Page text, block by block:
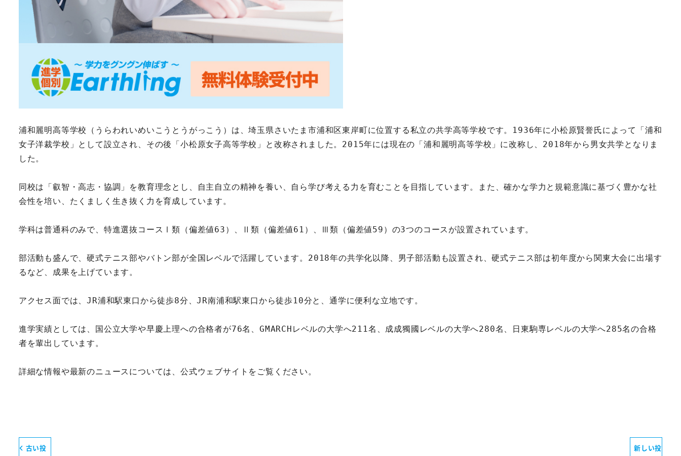
浦和麗明高等学校（うらわれいめいこうとうがっこう）は、埼玉県さいたま市浦和区東岸町に位置する私立の共学高等学校です。1936年に小松原賢誉氏によって「浦和
女子洋裁学校」として設立され、その後「小松原女子高等学校」と改称されました。2015年には現在の「浦和麗明高等学校」に改称し、2018年から男女共学となりま
した。
同校は「叡智・高志・協調」を教育理念とし、自主自立の精神を養い、自ら学び考える力を育むことを目指しています。また、確かな学力と規範意識に基づく豊かな社
会性を培い、たくましく生き抜く力を育成しています。
学科は普通科のみで、特進選抜コースⅠ類（偏差値63）、Ⅱ類（偏差値61）、Ⅲ類（偏差値59）の3つのコースが設置されています。
部活動も盛んで、硬式テニス部やバトン部が全国レベルで活躍しています。2018年の共学化以降、男子部活動も設置され、硬式テニス部は初年度から関東大会に出場す
るなど、成果を上げています。
アクセス面では、JR浦和駅東口から徒歩8分、JR南浦和駅東口から徒歩10分と、通学に便利な立地です。
進学実績としては、国公立大学や早慶上理への合格者が76名、GMARCHレベルの大学へ211名、成成獨國レベルの大学へ280名、日東駒専レベルの大学へ285名の合格
者を輩出しています。
詳細な情報や最新のニュースについては、公式ウェブサイトをご覧ください。
古い投
新しい投